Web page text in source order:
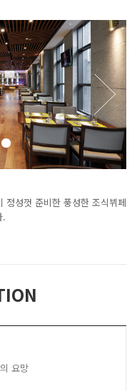
정성껏 준비한 풍성한 조식뷔페
.
요망